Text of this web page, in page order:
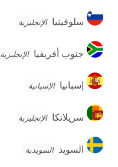
سلوفينيا
سلوفينيا الإنجليزية
جنوب
أفريقيا
جنوب أفريقيا الإنجليزية
إسبانيا
إسبانيا الإسبانية
سريلانكا
سريلانكا الإنجليزية
السويد
السويد السويدية